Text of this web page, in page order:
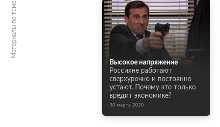
Материалы по теме
Высокое напряжение
Россияне работают
сверхурочно и постоянно
устают. Почему это только
вредит экономике?
30 марта 2020